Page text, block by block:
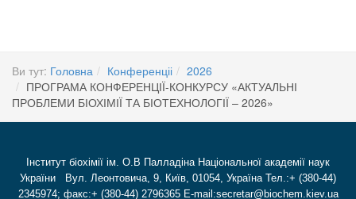
Ви тут: Головна Конференціі
2026
ПРОГРАМА КОНФЕРЕНЦІЇ-КОНКУРСУ «АКТУАЛЬНІ
ПРОБЛЕМИ БІОХІМІЇ ТА БІОТЕХНОЛОГІЇ – 2026»
Інститут біохімії ім. О.В Палладіна Національної академії наук
України Вул. Леонтовича, 9, Київ, 01054, Україна Тел.:+ (380-44)
2345974; факс:+ (380-44) 2796365 E-mail:secretar@biochem.kiev.ua